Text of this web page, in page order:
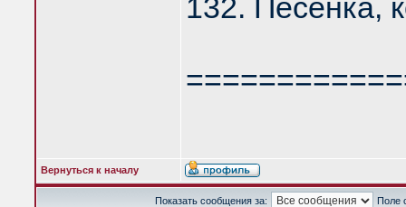
132. Песенка,
Вернуться к началу
Показать сообщения за: Поле